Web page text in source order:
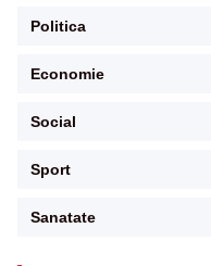
Politica
Economie
Social
Sport
Sanatate